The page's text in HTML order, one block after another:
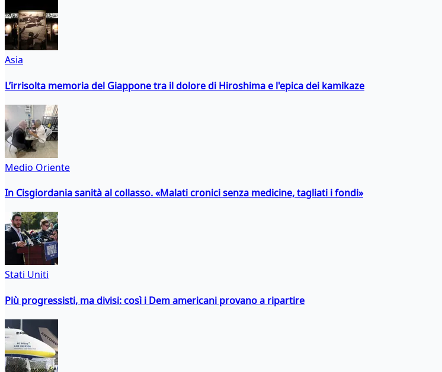
Asia
L’irrisolta memoria del Giappone tra il dolore di Hiroshima e l'epica dei kamikaze
Medio Oriente
In Cisgiordania sanità al collasso. «Malati cronici senza medicine, tagliati i fondi»
Stati Uniti
Più progressisti, ma divisi: così i Dem americani provano a ripartire